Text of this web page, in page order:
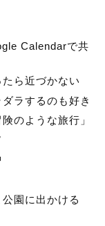
Calendarで共
ら近づかない
ラするのも好き
のような旅行」
園に出かける